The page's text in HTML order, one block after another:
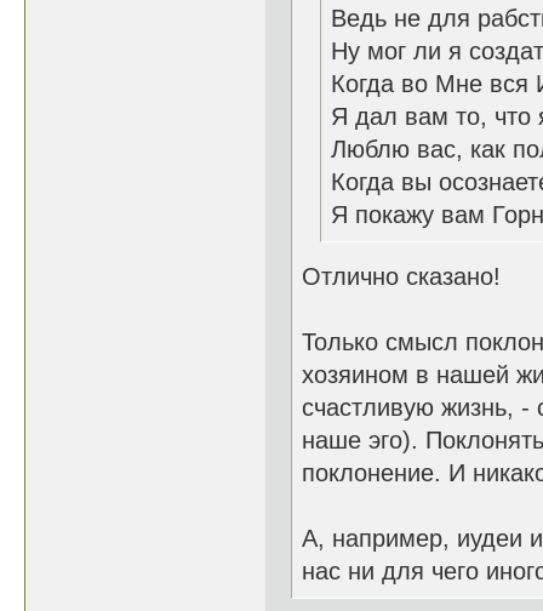
Ведь не для
Ну мог ли я
Когда во Мне вся
Я дал вам то,
Люблю вас, как
Когда вы
Я покажу вам
Отлично сказано!
Только смысл
хозяином в нашей
счастливую жизнь,
наше эго).
поклонение. И
А, например, иудеи
нас ни для чего